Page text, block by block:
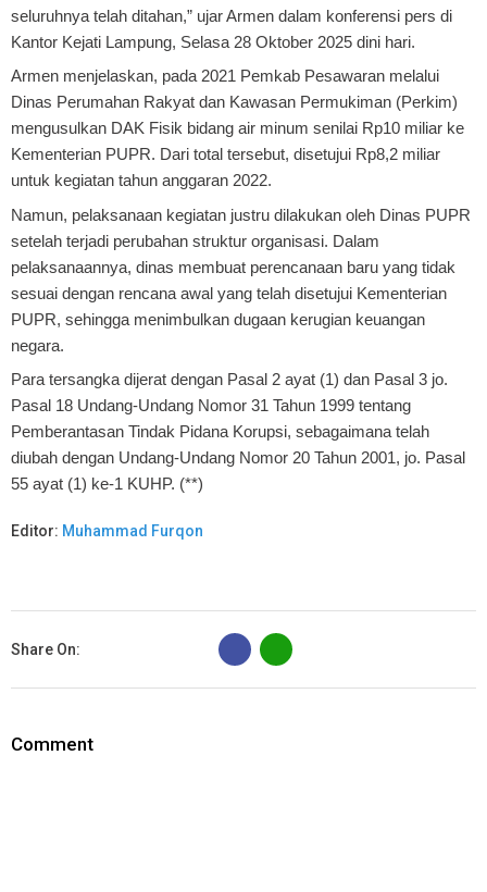
seluruhnya telah ditahan,” ujar Armen dalam konferensi pers di
Kantor Kejati Lampung, Selasa 28 Oktober 2025 dini hari.
Armen menjelaskan, pada 2021 Pemkab Pesawaran melalui
Dinas Perumahan Rakyat dan Kawasan Permukiman (Perkim)
mengusulkan DAK Fisik bidang air minum senilai Rp10 miliar ke
Kementerian PUPR. Dari total tersebut, disetujui Rp8,2 miliar
untuk kegiatan tahun anggaran 2022.
Namun, pelaksanaan kegiatan justru dilakukan oleh Dinas PUPR
setelah terjadi perubahan struktur organisasi. Dalam
pelaksanaannya, dinas membuat perencanaan baru yang tidak
sesuai dengan rencana awal yang telah disetujui Kementerian
PUPR, sehingga menimbulkan dugaan kerugian keuangan
negara.
Para tersangka dijerat dengan Pasal 2 ayat (1) dan Pasal 3 jo.
Pasal 18 Undang-Undang Nomor 31 Tahun 1999 tentang
Pemberantasan Tindak Pidana Korupsi, sebagaimana telah
diubah dengan Undang-Undang Nomor 20 Tahun 2001, jo. Pasal
55 ayat (1) ke-1 KUHP. (**)
Editor: Muhammad Furqon
Share On:
B
Comment